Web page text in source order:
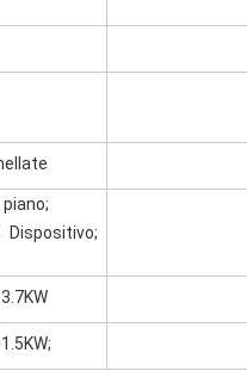
Dispositivo;